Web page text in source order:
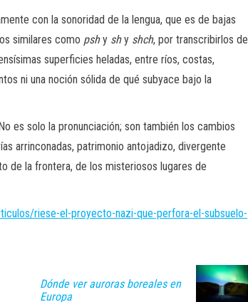
con la sonoridad de la lengua, que es de bajas
similares como pshy shy shch, por transcribirlos de
superficies heladas, entre ríos, costas,
ni una noción sólida de qué subyace bajo la
es solo la pronunciación; son también los cambios
arrinconadas, patrimonio antojadizo, divergente
de la frontera, de los misteriosos lugares de
riese-el-proyecto-nazi-que-perfora-el-subsuelo-
Dónde ver auroras boreales en
Europa